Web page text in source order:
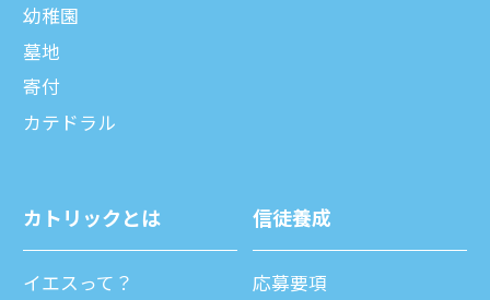
幼稚園
墓地
寄付
カテドラル
カトリックとは
イエスって？
信徒養成
応募要項